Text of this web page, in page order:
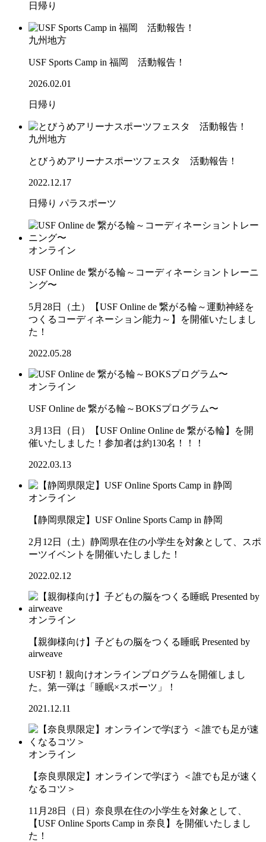
日帰り
九州地方
USF Sports Camp in 福岡 活動報告！
2026.02.01
日帰り
九州地方
とびうめアリーナスポーツフェスタ 活動報告！
2022.12.17
日帰り パラスポーツ
オンライン
USF Online de 繋がる輪～コーディネーショントレーニ
ング〜
5月28日（土）【USF Online de 繋がる輪～運動神経を
つくるコーディネーション能力～】を開催いたしまし
た！
2022.05.28
オンライン
USF Online de 繋がる輪～BOKSプログラム〜
3月13日（日）【USF Online Online de 繋がる輪】を開
催いたしました！参加者は約130名！！！
2022.03.13
オンライン
【静岡県限定】USF Online Sports Camp in 静岡
2月12日（土）静岡県在住の小学生を対象として、スポ
ーツイベントを開催いたしました！
2022.02.12
オンライン
【親御様向け】子どもの脳をつくる睡眠 Presented by
airweave
USF初！親向けオンラインプログラムを開催しまし
た。第一弾は「睡眠×スポーツ」！
2021.12.11
オンライン
【奈良県限定】オンラインで学ぼう ＜誰でも足が速く
なるコツ＞
11月28日（日）奈良県在住の小学生を対象として、
【USF Online Sports Camp in 奈良】を開催いたしまし
た！